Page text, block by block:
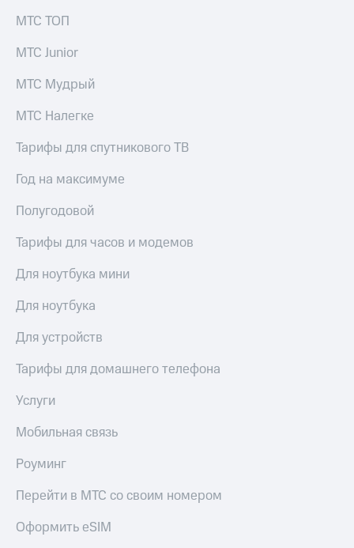
МТС ТОП
МТС Junior
МТС Мудрый
МТС Налегке
Тарифы для спутникового ТВ
Год на максимуме
Полугодовой
Тарифы для часов и модемов
Для ноутбука мини
Для ноутбука
Для устройств
Тарифы для домашнего телефона
Услуги
Мобильная связь
Роуминг
Перейти в МТС со своим номером
Оформить eSIM